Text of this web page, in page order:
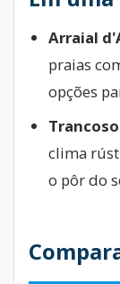
Arraial
praias
opções
Trancoso
clima
o pôr do